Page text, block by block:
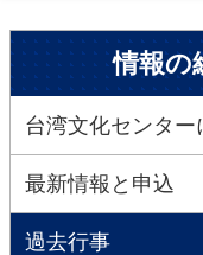
:::
情報の
台湾文化センター
最新情報と申込
過去行事